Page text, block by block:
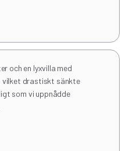
och en lyxvilla med
vilket drastiskt sänkte
som vi uppnådde